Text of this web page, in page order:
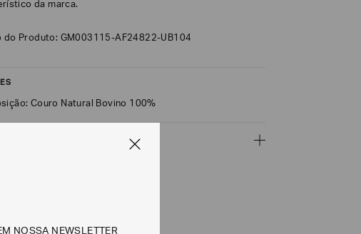
da marca.
do Produto: GM003115-AF24822-UB104
Couro Natural Bovino 100%
NOSSA NEWSLETTER